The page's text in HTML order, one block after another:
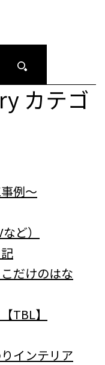
カテゴ
例～
ど）
だけのはな
TBL】
インテリア